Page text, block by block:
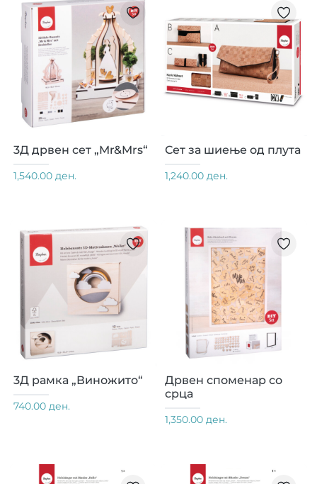
3Д дрвен сет „Mr&Mrs“
1,540.00 ден.
Сет за шиење од плута
1,240.00 ден.
3Д рамка „Виножито“
740.00 ден.
Дрвен споменар со
срца
1,350.00 ден.